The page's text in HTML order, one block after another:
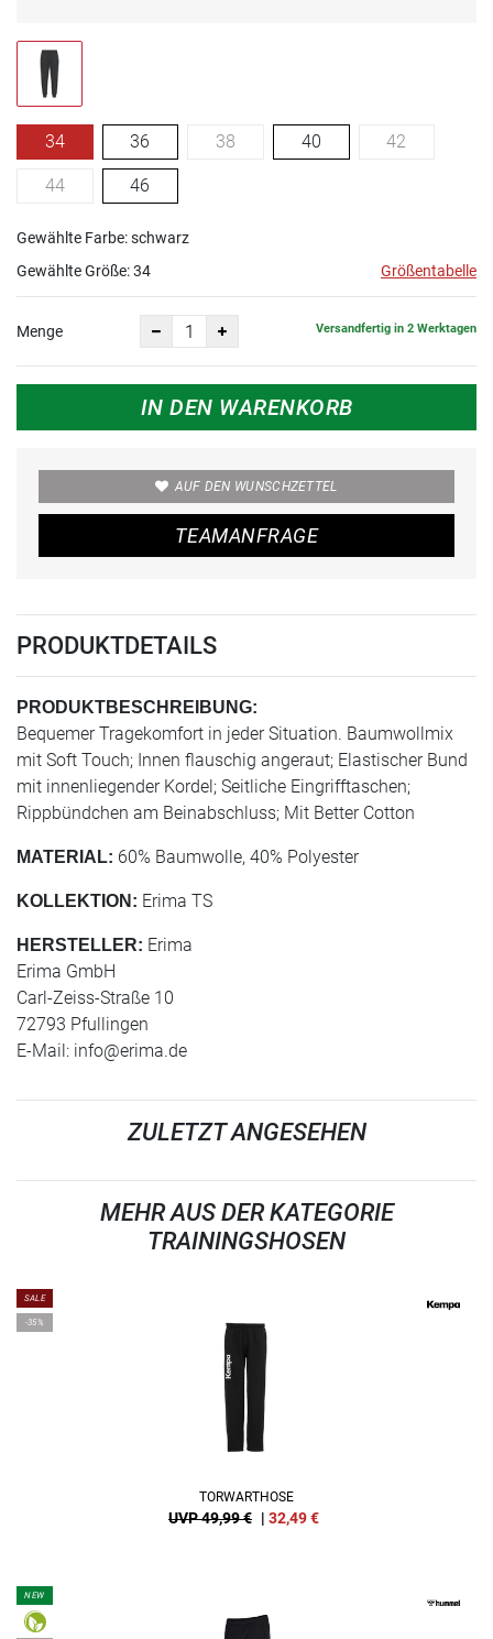
34 36 38 40 42
44 46
Gewählte Farbe: schwarz
Gewählte Größe:34 Größentabelle
Menge Versandfertig in 2 Werktagen
IN DEN WARENKORB
AUF DEN WUNSCHZETTEL
TEAMANFRAGE
PRODUKTDETAILS
PRODUKTBESCHREIBUNG:
Bequemer Tragekomfort in jeder Situation. Baumwollmix
mit Soft Touch; Innen flauschig angeraut; Elastischer Bund
mit innenliegender Kordel; Seitliche Eingrifftaschen;
Rippbündchen am Beinabschluss; Mit Better Cotton
MATERIAL: 60% Baumwolle, 40% Polyester
KOLLEKTION: Erima TS
HERSTELLER: Erima
Erima GmbH
Carl-Zeiss-Straße 10
72793 Pfullingen
E-Mail: info@erima.de
ZULETZT ANGESEHEN
MEHR AUS DER KATEGORIE
TRAININGSHOSEN
SALE
-35%
TORWARTHOSE
UVP 49,99 € | 32,49€
NEW